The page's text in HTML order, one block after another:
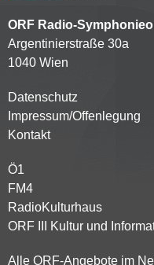
ORF Radio-
Argentinierstraße 30a
1040 Wien
Kontaktmenü
Datenschutz
Impressum/Offenlegung
Kontakt
Partnersender
Ö1
FM4
RadioKulturhaus
ORF III Kultur und
Alle ORF-Angebote im